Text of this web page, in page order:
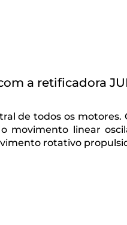
a retificadora
de todos os motores.
movimento linear
rotativo